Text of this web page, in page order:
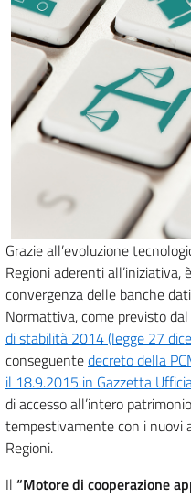
Grazie all’evoluzione
Regioni aderenti all’iniziativa,
convergenza delle banche
Normattiva, come previsto dal
di stabilità 2014 (legge 27
conseguentedecreto della
il 18.9.2015 in Gazzetta
di accesso all’intero
tempestivamente con i
Regioni.
Il “Motore di cooperazione